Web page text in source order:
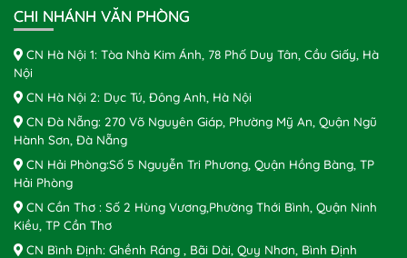
CHI NHÁNH VĂN PHÒNG
CN Hà Nội 1: Tòa Nhà Kim Ánh, 78 Phố Duy Tân, Cầu Giấy, Hà
Nội
CN Hà Nội 2: Dục Tú, Đông Anh, Hà Nội
CN Đà Nẵng: 270 Võ Nguyên Giáp, Phường Mỹ An, Quận Ngũ
Hành Sơn, Đà Nẵng
CN Hải Phòng:Số 5 Nguyễn Tri Phương, Quận Hồng Bàng, TP
Hải Phòng
CN Cần Thơ : Số 2 Hùng Vương,Phường Thới Bình, Quận Ninh
Kiều, TP Cần Thơ
CN Bình Định: Ghềnh Ráng , Bãi Dài, Quy Nhơn, Bình Định